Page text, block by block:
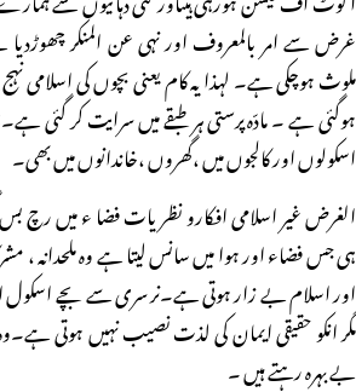
غرض سے امر بالمعروف اور نہی عن المنکر چھوڑدیا
ملوث ہوچکی ہے۔ لہذا یہ کام یعنی بچوں کی اسلامی
ہوگئی ہے ۔ مادّہ پرستی ہر طبقے میں سرایت کر گئی
اسکولوں اور کالجوں میں ،گھروں ،خاندانوں میں بھی۔
الغرض غیر اسلامی افکارو نظریات فضا ء میں رچ بس
ہی جس فضاء اور ہوا میں سانس لیتا ہے وہ ملحدانہ ،
اور اسلام بے زار ہوتی ہے۔نر سری سے بچے اسکول
مگر انکو حقیقی ایمان کی لذت نصیب نہیں ہوتی
بے بہرہ رہتے ہیں ۔